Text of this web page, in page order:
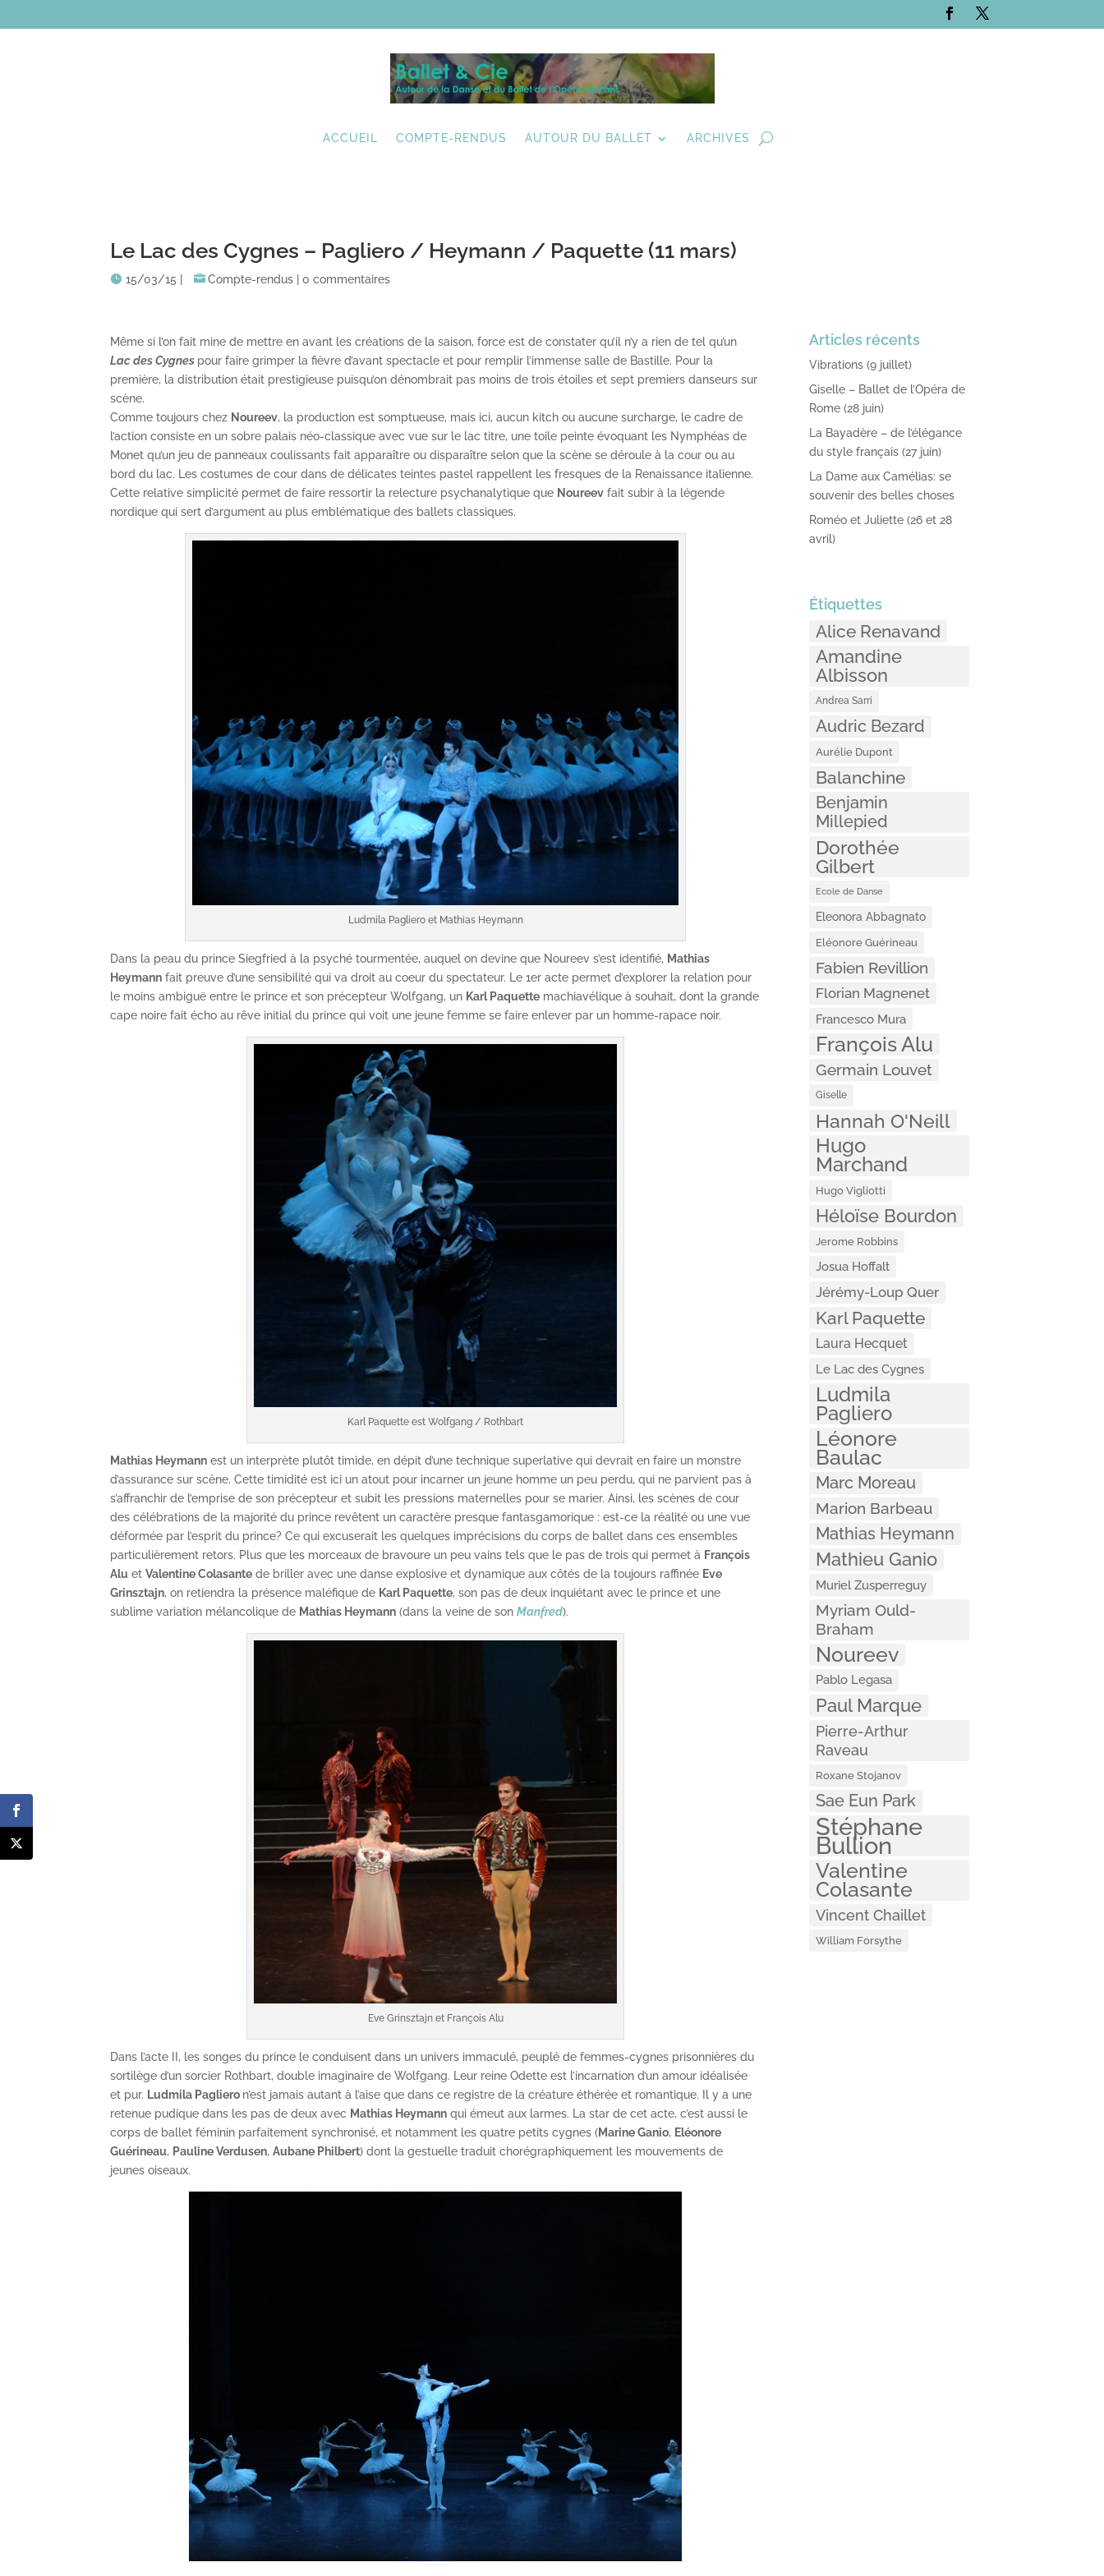
ACCUEIL COMPTE-RENDUS AUTOUR DU BALLET ARCHIVES
Le Lac des Cygnes – Pagliero / Heymann / Paquette (11 mars)
15/03/15 Compte-rendus |0 commentaires
Même si l’on fait mine de mettre en avant les créations de la saison, force est de constater qu’il n’y a rien de tel qu’un
Lac des Cygnes pour faire grimper la fièvre d’avant spectacle et pour remplir l’immense salle de Bastille. Pour la
première, la distribution était prestigieuse puisqu’on dénombrait pas moins de trois étoiles et sept premiers danseurs sur
scène.
Comme toujours chez Noureev, la production est somptueuse, mais ici, aucun kitch ou aucune surcharge, le cadre de
l’action consiste en un sobre palais néo-classique avec vue sur le lac titre, une toile peinte évoquant les Nymphéas de
Monet qu’un jeu de panneaux coulissants fait apparaître ou disparaître selon que la scène se déroule à la cour ou au
bord du lac. Les costumes de cour dans de délicates teintes pastel rappellent les fresques de la Renaissance italienne.
Cette relative simplicité permet de faire ressortir la relecture psychanalytique que Noureev fait subir à la légende
nordique qui sert d’argument au plus emblématique des ballets classiques.
Ludmila Pagliero et Mathias Heymann
Dans la peau du prince Siegfried à la psyché tourmentée, auquel on devine que Noureev s’est identifié, Mathias
Heymann fait preuve d’une sensibilité qui va droit au coeur du spectateur. Le 1er acte permet d’explorer la relation pour
le moins ambiguë entre le prince et son précepteur Wolfgang, un Karl Paquette machiavélique à souhait, dont la grande
cape noire fait écho au rêve initial du prince qui voit une jeune femme se faire enlever par un homme-rapace noir.
Karl Paquette est Wolfgang / Rothbart
Mathias Heymann est un interprète plutôt timide, en dépit d’une technique superlative qui devrait en faire un monstre
d’assurance sur scène. Cette timidité est ici un atout pour incarner un jeune homme un peu perdu, qui ne parvient pas à
s’affranchir de l’emprise de son précepteur et subit les pressions maternelles pour se marier. Ainsi, les scènes de cour
des célébrations de la majorité du prince revêtent un caractère presque fantasgamorique : est-ce la réalité ou une vue
déformée par l’esprit du prince? Ce qui excuserait les quelques imprécisions du corps de ballet dans ces ensembles
particulièrement retors. Plus que les morceaux de bravoure un peu vains tels que le pas de trois qui permet à François
Alu etValentine Colasante de briller avec une danse explosive et dynamique aux côtés de la toujours raffinée Eve
Grinsztajn, on retiendra la présence maléfique de Karl Paquette, son pas de deux inquiétant avec le prince et une
sublime variation mélancolique de Mathias Heymann (dans la veine de sonManfred).
Eve Grinsztajn et François Alu
Dans l’acte II, les songes du prince le conduisent dans un univers immaculé, peuplé de femmes-cygnes prisonnières du
sortilège d’un sorcier Rothbart, double imaginaire de Wolfgang. Leur reine Odette est l’incarnation d’un amour idéalisée
et pur. Ludmila Pagliero n’est jamais autant à l’aise que dans ce registre de la créature éthérée et romantique. Il y a une
retenue pudique dans les pas de deux avec Mathias Heymann qui émeut aux larmes. La star de cet acte, c’est aussi le
corps de ballet féminin parfaitement synchronisé, et notamment les quatre petits cygnes (Marine Ganio, Eléonore
Guérineau, Pauline Verdusen,Aubane Philbert) dont la gestuelle traduit chorégraphiquement les mouvements de
jeunes oiseaux.
Articles récents
Vibrations (9 juillet)
Giselle – Ballet de l’Opéra de
Rome (28 juin)
La Bayadère – de l’élégance
du style français (27 juin)
La Dame aux Camélias: se
souvenir des belles choses
Roméo et Juliette (26 et 28
avril)
Étiquettes
Alice Renavand
Amandine
Albisson
Andrea Sarri
Audric Bezard
Aurélie Dupont
Balanchine
Benjamin
Millepied
Dorothée
Gilbert
Ecole de Danse
Eleonora Abbagnato
Eléonore Guérineau
Fabien Revillion
Florian Magnenet
Francesco Mura
François Alu
Germain Louvet
Giselle
Hannah O'Neill
Hugo
Marchand
Hugo Vigliotti
Héloïse Bourdon
Jerome Robbins
Josua Hoffalt
Jérémy-Loup Quer
Karl Paquette
Laura Hecquet
Le Lac des Cygnes
Ludmila
Pagliero
Léonore
Baulac
Marc Moreau
Marion Barbeau
Mathias Heymann
Mathieu Ganio
Muriel Zusperreguy
Myriam Ould-
Braham
Noureev
Pablo Legasa
Paul Marque
Pierre-Arthur
Raveau
Roxane Stojanov
Sae Eun Park
Stéphane
Bullion
Valentine
Colasante
Vincent Chaillet
William Forsythe